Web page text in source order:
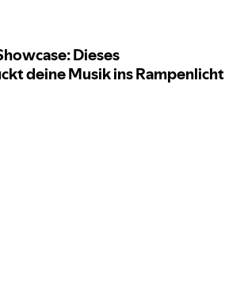
Dieses
deine Musik ins Rampenlicht